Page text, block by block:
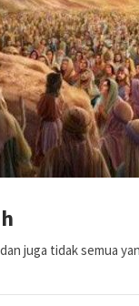
juga tidak semua